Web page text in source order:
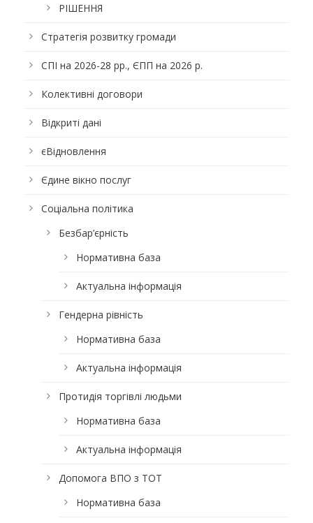
РІШЕННЯ
Стратегія розвитку громади
СПІ на 2026-28 рр., ЄПП на 2026 р.
Колективні договори
Відкриті дані
єВідновлення
Єдине вікно послуг
Соціальна політика
Безбар’єрність
Нормативна база
Актуальна інформація
Гендерна рівність
Нормативна база
Актуальна інформація
Протидія торгівлі людьми
Нормативна база
Актуальна інформація
Допомога ВПО з ТОТ
Нормативна база